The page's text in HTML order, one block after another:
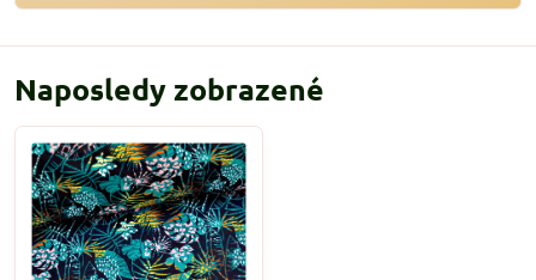
Naposledy zobrazené